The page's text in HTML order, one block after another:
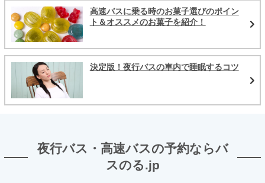
高速バスに乗る時のお菓子選びのポイン
ト＆オススメのお菓子を紹介！
決定版！夜行バスの車内で睡眠するコツ
夜行バス・高速バスの予約ならバ
スのる.jp